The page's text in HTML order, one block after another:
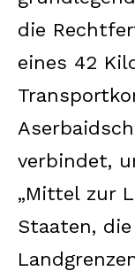
die
eines 42
verbindet,
„Mittel zur
Staaten,